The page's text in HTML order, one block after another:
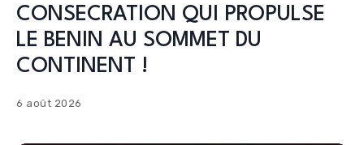
CONSECRATION QUI PROPULSE
LE BENIN AU SOMMET DU
CONTINENT !
6 août 2026